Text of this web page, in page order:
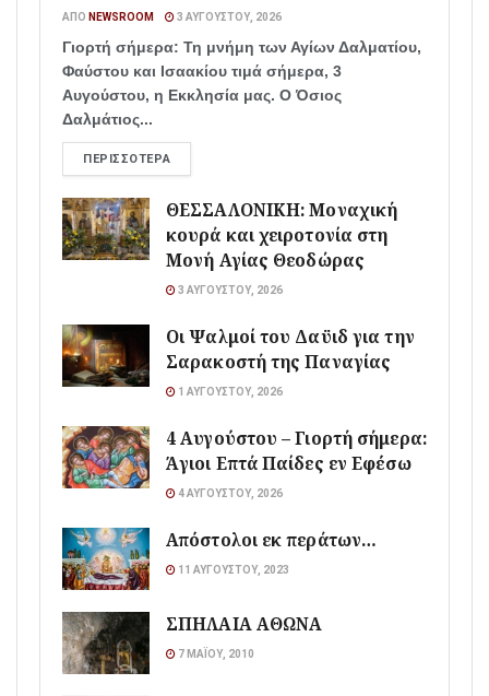
ΑΠΌ NEWSROOM 3 ΑΥΓΟΎΣΤΟΥ, 2026
Γιορτή σήμερα: Τη μνήμη των Αγίων Δαλματίου,
Φαύστου και Ισαακίου τιμά σήμερα, 3
Αυγούστου, η Εκκλησία μας. Ο Όσιος
Δαλμάτιος...
ΠΕΡΙΣΣΌΤΕΡΑ
ΘΕΣΣΑΛΟΝΙΚΗ: Μοναχική
κουρά και χειροτονία στη
Μονή Αγίας Θεοδώρας
3 ΑΥΓΟΎΣΤΟΥ, 2026
Οι Ψαλμοί του Δαϋιδ για την
Σαρακοστή της Παναγίας
1 ΑΥΓΟΎΣΤΟΥ, 2026
4 Αυγούστου – Γιορτή σήμερα:
Άγιοι Επτά Παίδες εν Εφέσω
4 ΑΥΓΟΎΣΤΟΥ, 2026
Απόστολοι εκ περάτων…
11 ΑΥΓΟΎΣΤΟΥ, 2023
ΣΠΗΛΑΙΑ ΑΘΩΝΑ
7 ΜΑΪ́ΟΥ, 2010